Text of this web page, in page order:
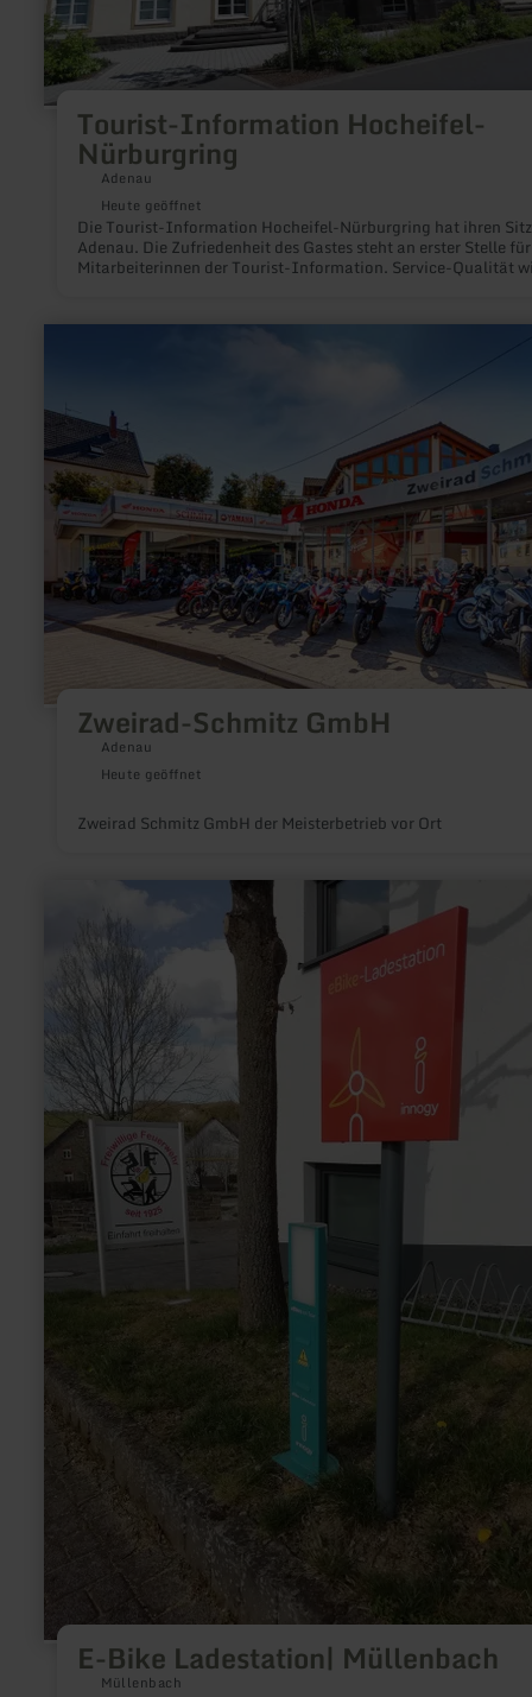
Tourist-Information Hocheifel-
Nürburgring
Adenau
Heute geöffnet
Die Tourist-Information Hocheifel-Nürburgring hat ihren
Adenau. Die Zufriedenheit des Gastes steht an erster Stelle
Mitarbeiterinnen der Tourist-Information. Service-Qualität
rund um den Nürburgring und die Region Hocheifel
Zweirad-Schmitz GmbH
Adenau
Heute geöffnet
Zweirad Schmitz GmbH der Meisterbetrieb vor Ort
Schmitz
GmbH
E-Bike Ladestation| Müllenbach
Müllenbach
Ladestation|
Müllenbach